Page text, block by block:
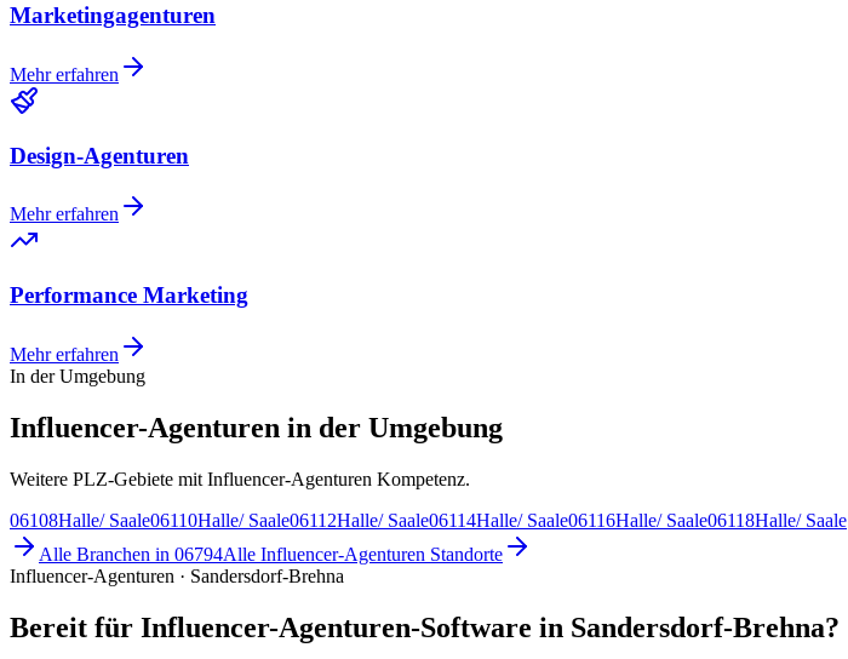
Marketingagenturen
Mehr erfahren
Design-Agenturen
Mehr erfahren
Performance Marketing
Mehr erfahren
In der Umgebung
Influencer-Agenturen in der Umgebung
Weitere PLZ-Gebiete mit Influencer-Agenturen Kompetenz.
06108Halle/ Saale06110Halle/ Saale06112Halle/ Saale06114Halle/ Saale06116Halle/ Saale06118Halle/ Saale
Alle Branchen in 06794Alle Influencer-Agenturen Standorte
Influencer-Agenturen · Sandersdorf-Brehna
Bereit für Influencer-Agenturen-Software in Sandersdorf-Brehna?